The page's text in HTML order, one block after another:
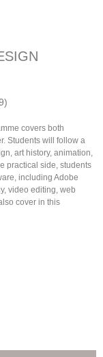
covers both
Students will follow a
art history, animation,
practical side, students
including Adobe
video editing, web
cover in this